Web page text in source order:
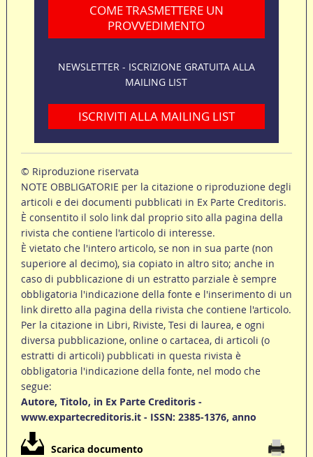
COME TRASMETTERE UN
PROVVEDIMENTO
NEWSLETTER - ISCRIZIONE GRATUITA ALLA
MAILING LIST
ISCRIVITI ALLA MAILING LIST
© Riproduzione riservata
NOTE OBBLIGATORIE per la citazione o riproduzione degli
articoli e dei documenti pubblicati in Ex Parte Creditoris.
È consentito il solo link dal proprio sito alla pagina della
rivista che contiene l'articolo di interesse.
È vietato che l'intero articolo, se non in sua parte (non
superiore al decimo), sia copiato in altro sito; anche in
caso di pubblicazione di un estratto parziale è sempre
obbligatoria l'indicazione della fonte e l'inserimento di un
link diretto alla pagina della rivista che contiene l'articolo.
Per la citazione in Libri, Riviste, Tesi di laurea, e ogni
diversa pubblicazione, online o cartacea, di articoli (o
estratti di articoli) pubblicati in questa rivista è
obbligatoria l'indicazione della fonte, nel modo che
segue:
Autore, Titolo, in Ex Parte Creditoris -
www.expartecreditoris.it - ISSN: 2385-1376, anno
Scarica documento